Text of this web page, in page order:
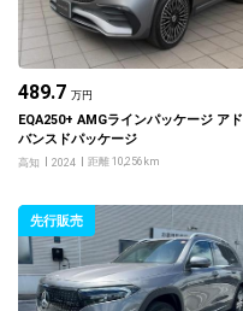
489.7 万円
EQA250+ AMGラインパッケージ アド
バンスドパッケージ
高知 2024 距離 10,256km
先行販売